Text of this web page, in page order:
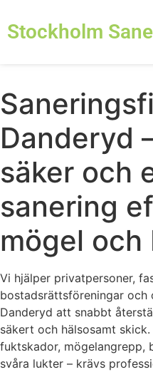
Stockholm
Danderyd
säker och
sanering
mögel och
Vi hjälper privatpersoner,
bostadsrättsföreningar och
Danderyd att snabbt
säkert och hälsosamt
fuktskador, mögelangrepp,
svåra lukter – krävs